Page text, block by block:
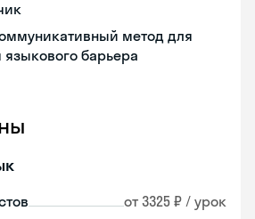
метод для
барьера
от 3325 ₽ / урок